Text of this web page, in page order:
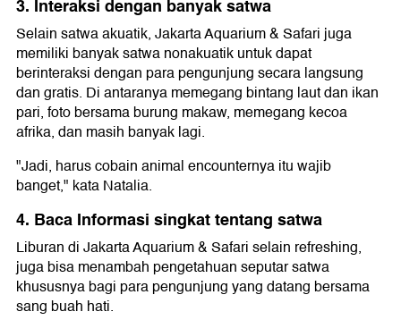
3. Interaksi dengan banyak satwa
Selain satwa akuatik, Jakarta Aquarium & Safari juga
memiliki banyak satwa nonakuatik untuk dapat
berinteraksi dengan para pengunjung secara langsung
dan gratis. Di antaranya memegang bintang laut dan ikan
pari, foto bersama burung makaw, memegang kecoa
afrika, dan masih banyak lagi.
"Jadi, harus cobain animal encounternya itu wajib
banget," kata Natalia.
4. Baca Informasi singkat tentang satwa
Liburan di Jakarta Aquarium & Safari selain refreshing,
juga bisa menambah pengetahuan seputar satwa
khususnya bagi para pengunjung yang datang bersama
sang buah hati.